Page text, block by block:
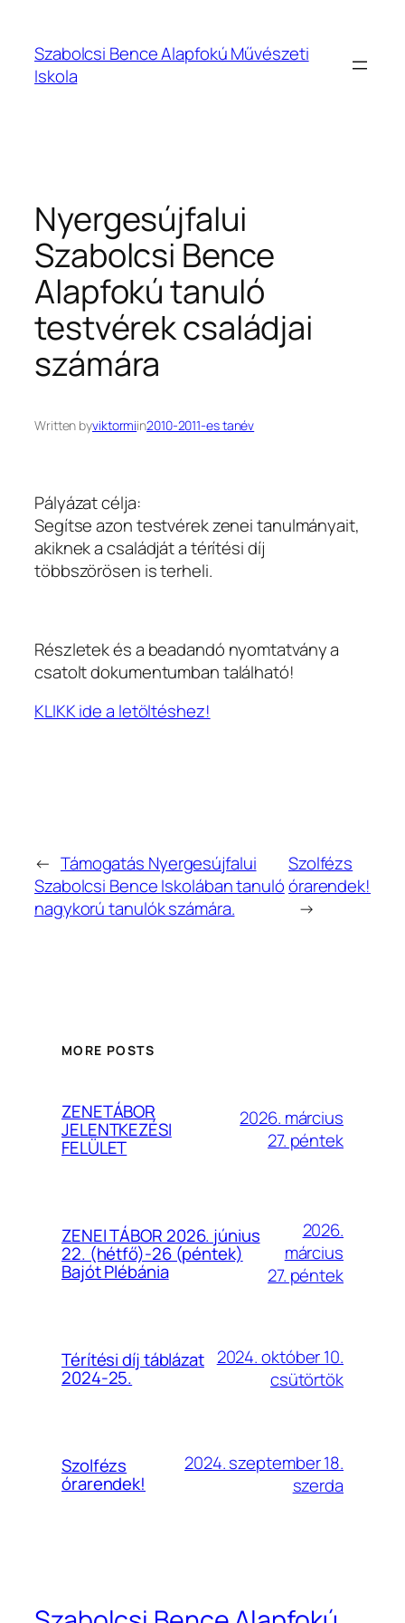
tartalomhoz
Szabolcsi Bence Alapfokú Művészeti
Iskola
Nyergesújfalui
Szabolcsi Bence
Alapfokú tanuló
testvérek családjai
számára
Written byviktormiin2010-2011-es tanév
Pályázat célja:
Segítse azon testvérek zenei tanulmányait,
akiknek a családját a térítési díj
többszörösen is terheli.
Részletek és a beadandó nyomtatvány a
csatolt dokumentumban található!
KLIKK ide a letöltéshez!
← Támogatás Nyergesújfalui
Szabolcsi Bence Iskolában tanuló
nagykorú tanulók számára.
Szolfézs
órarendek!
→
MORE POSTS
ZENETÁBOR
JELENTKEZÉSI
FELÜLET
2026. március
27. péntek
ZENEI TÁBOR 2026. június
22. (hétfő)-26 (péntek)
Bajót Plébánia
2026.
március
27. péntek
Térítési díj táblázat
2024-25.
2024. október 10.
csütörtök
Szolfézs
órarendek!
2024. szeptember 18.
szerda